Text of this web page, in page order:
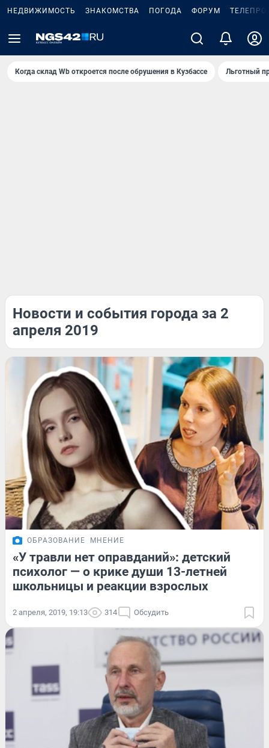
НЕДВИЖИМОСТЬ ЗНАКОМСТВА ПОГОДА ФОРУМ
Когда склад Wb откроется после обрушения в Кузбассе Льготный
Новости и события города за 2
апреля 2019
ОБРАЗОВАНИЕ МНЕНИЕ
«У травли нет оправданий»: детский
психолог — о крике души 13-летней
школьницы и реакции взрослых
2 апреля, 2019, 19:13 314 Обсудить